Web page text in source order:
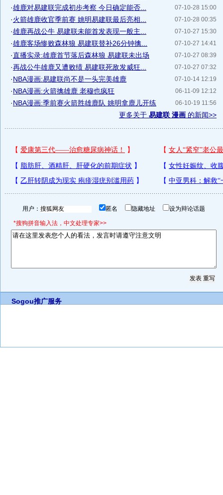
07-10-28 15:00
·雄鹿对易建联完成初步考察 今日确定能否...
07-10-28 00:35
·火箭雄鹿收官季前赛 姚明易建联最后亮相...
07-10-27 15:30
·雄鹿再战公牛 易建联未能首发表现一般主...
07-10-27 14:41
·雄鹿客场惨败森林狼 易建联替补26分钟擒...
07-10-27 08:39
·直播实录:雄鹿首节落后森林狼 易建联未出场
07-10-27 07:32
·再战公牛雄鹿又遭败绩 易建联死敌发威狂...
07-10-14 12:19
·NBA漫画:易建联尚不是一头完美雄鹿
06-11-09 12:12
·NBA漫画:火箭擒雄鹿 老穆也疯狂
06-10-19 11:56
·NBA漫画:季前赛火箭胜雄鹿队 姚明拿鹿儿开练
更多关于 易建联 漫画 的新闻>>
用户： 匿名 隐藏地址 设为辩论话题
*搜狗拼音输入法，中文处理专家>>
Sogou推广服务